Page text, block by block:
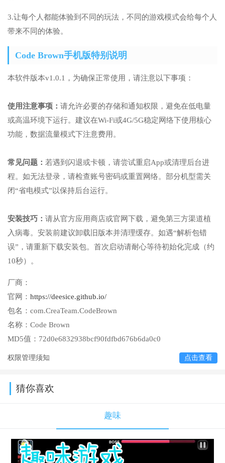
3.让每个人都能体验到不同的玩法，不同的游戏模式会给每个人
带来不同的体验。
Code Brown手机版特别说明
本软件版本v1.0.1，为确保正常使用，请注意以下事项：
使用注意事项： 请允许必要的存储和通知权限，避免在低电量
或高温环境下运行。建议在Wi-Fi或4G/5G稳定网络下使用核心
功能，数据流量模式下注意费用。
常见问题： 若遇到闪退或卡顿，请尝试重启App或清理后台进
程。如无法登录，请检查账号密码或重置网络。部分机型需关
闭“省电模式”以保持后台运行。
安装技巧： 请从官方应用商店或官网下载，避免第三方渠道植
入病毒。安装前建议卸载旧版本并清理缓存。如遇“解析包错
误”，请重新下载安装包。首次启动请耐心等待初始化完成（约
10秒）。
厂商：
官网： https://deesice.github.io/
包名： com.CreaTeam.CodeBrown
名称： Code Brown
MD5值： 72d0e6832938bcf90fdfbd676b6da0c0
权限管理须知 点击查看
猜你喜欢
趣味